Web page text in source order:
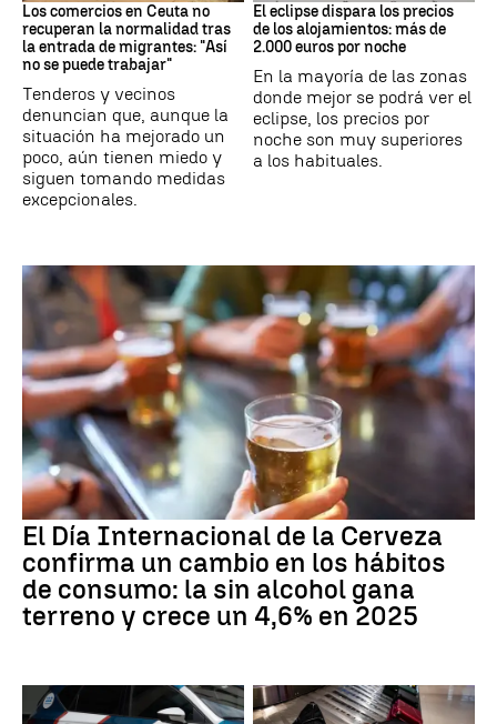
Los comercios en Ceuta no
recuperan la normalidad tras
la entrada de migrantes: "Así
no se puede trabajar"
Tenderos y vecinos
denuncian que, aunque la
situación ha mejorado un
poco, aún tienen miedo y
siguen tomando medidas
excepcionales.
El eclipse dispara los precios
de los alojamientos: más de
2.000 euros por noche
En la mayoría de las zonas
donde mejor se podrá ver el
eclipse, los precios por
noche son muy superiores
a los habituales.
El Día Internacional de la Cerveza
confirma un cambio en los hábitos
de consumo: la sin alcohol gana
terreno y crece un 4,6% en 2025